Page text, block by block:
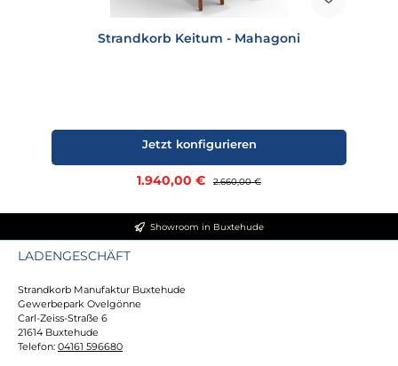
Strandkorb Keitum - Mahagoni
Verkaufspreis:
1.940,00 € Regulärer Preis:
2.660,00 €
Jetzt konfigurieren
Showroom in Buxtehude
LADENGESCHÄFT
Strandkorb Manufaktur Buxtehude
Gewerbepark Ovelgönne
Carl-Zeiss-Straße 6
21614 Buxtehude
Telefon: 04161 596680